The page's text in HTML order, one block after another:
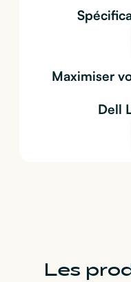
Maximiser
Dell
Les